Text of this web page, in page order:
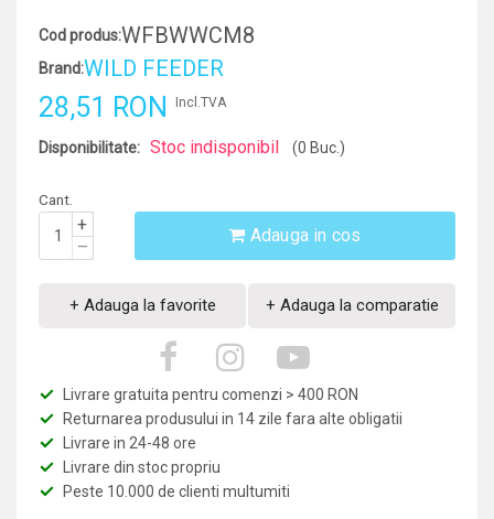
Cod produs:WFBWWCM8
Brand:WILD FEEDER
28,51 RON Incl.TVA
Disponibilitate: Stoc indisponibil (0 Buc.)
Cant.
+
–
Adauga in cos
+ Adauga la favorite + Adauga la comparatie
Livrare gratuita pentru comenzi > 400 RON
Returnarea produsului in 14 zile fara alte obligatii
Livrare in 24-48 ore
Livrare din stoc propriu
Peste 10.000 de clienti multumiti